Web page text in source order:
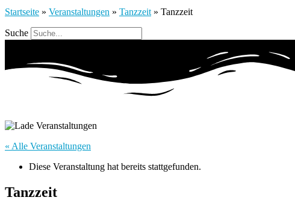
Startseite » Veranstaltungen » Tanzzeit » Tanzzeit
Suche
« Alle Veranstaltungen
Diese Veranstaltung hat bereits stattgefunden.
Tanzzeit